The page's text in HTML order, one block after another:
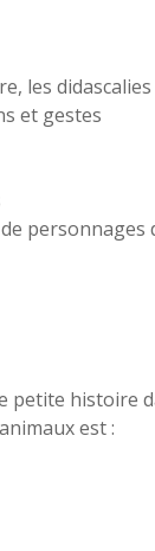
les
et gestes
de personnages
petite histoire
est :